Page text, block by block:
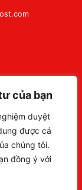
của bạn
duyệt
được cá
chúng tôi.
đồng ý với